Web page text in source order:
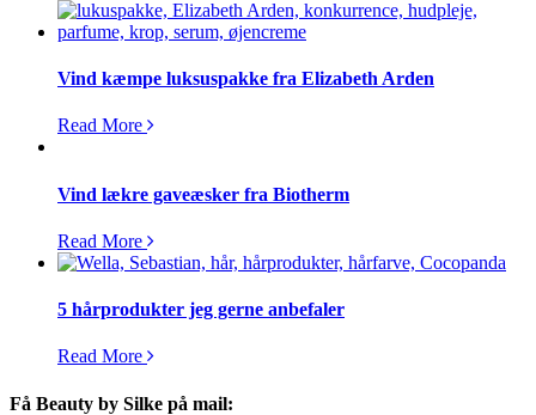
Vind kæmpe luksuspakke fra Elizabeth Arden
Read More
Vind lækre gaveæsker fra Biotherm
Read More
5 hårprodukter jeg gerne anbefaler
Read More
Få Beauty by Silke på mail: